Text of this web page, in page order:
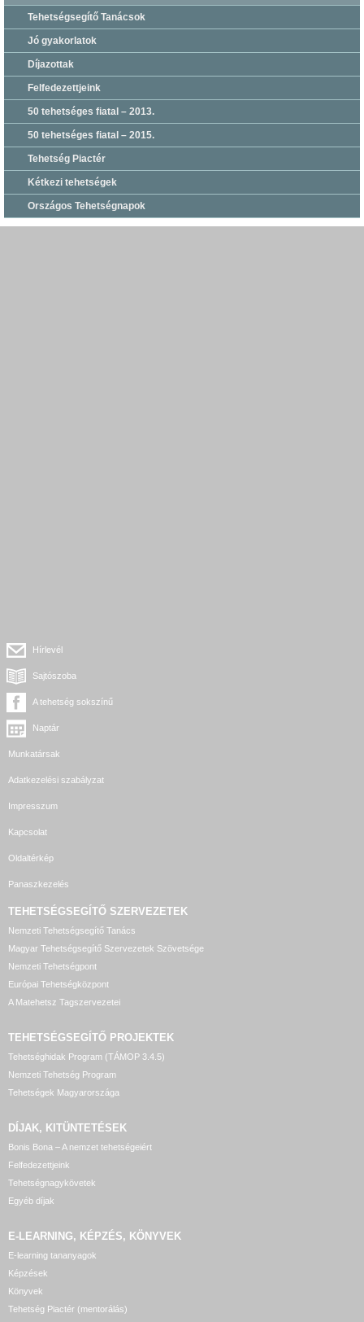
Tehetségsegítő Tanácsok
Jó gyakorlatok
Díjazottak
Felfedezettjeink
50 tehetséges fiatal – 2013.
50 tehetséges fiatal – 2015.
Tehetség Piactér
Kétkezi tehetségek
Országos Tehetségnapok
Hírlevél
Sajtószoba
A tehetség sokszínű
Naptár
Munkatársak
Adatkezelési szabályzat
Impresszum
Kapcsolat
Oldaltérkép
Panaszkezelés
TEHETSÉGSEGÍTŐ SZERVEZETEK
Nemzeti Tehetségsegítő Tanács
Magyar Tehetségsegítő Szervezetek Szövetsége
Nemzeti Tehetségpont
Európai Tehetségközpont
A Matehetsz Tagszervezetei
TEHETSÉGSEGÍTŐ PROJEKTEK
Tehetséghidak Program (TÁMOP 3.4.5)
Nemzeti Tehetség Program
Tehetségek Magyarországa
DÍJAK, KITÜNTETÉSEK
Bonis Bona – A nemzet tehetségeiért
Felfedezettjeink
Tehetségnagykövetek
Egyéb díjak
E-LEARNING, KÉPZÉS, KÖNYVEK
E-learning tananyagok
Képzések
Könyvek
Tehetség Piactér (mentorálás)